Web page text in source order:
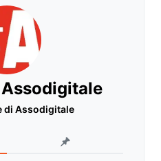
di Assodigitale